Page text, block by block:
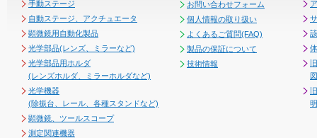
手動ステージ
自動ステージ、アクチュエータ
顕微鏡用自動化製品
光学部品(レンズ、ミラーなど)
光学部品用ホルダ
(レンズホルダ、ミラーホルダなど)
光学機器
(除振台、レール、各種スタンドなど)
顕微鏡、ツールスコープ
測定関連機器
お問い合わせフォーム
個人情報の取り扱い
よくあるご質問(FAQ)
製品の保証について
技術情報